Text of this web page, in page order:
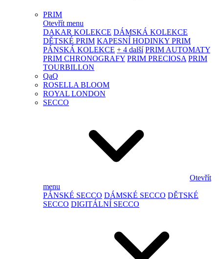
PRIM
Otevřít menu
DAKAR KOLEKCE DÁMSKÁ KOLEKCE
DĚTSKÉ PRIM KAPESNÍ HODINKY PRIM
PÁNSKÁ KOLEKCE + 4 další PRIM AUTOMATY
PRIM CHRONOGRAFY PRIM PRECIOSA PRIM
TOURBILLON
QaQ
ROSELLA BLOOM
ROYAL LONDON
SECCO
Otevřít
menu
PÁNSKÉ SECCO DÁMSKÉ SECCO DĚTSKÉ
SECCO DIGITÁLNÍ SECCO